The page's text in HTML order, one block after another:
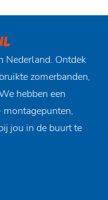
Nederland. Ontdek
zomerbanden,
hebben een
jou in de buurt te